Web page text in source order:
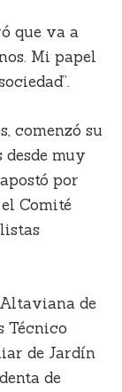
que va a
Mi papel
comenzó su
desde muy
por
Comité
de
Técnico
de Jardín
de